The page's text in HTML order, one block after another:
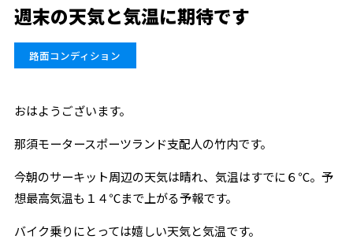
週末の天気と気温に期待です
路面コンディション
おはようございます。
那須モータースポーツランド支配人の竹内です。
今朝のサーキット周辺の天気は晴れ、気温はすでに６℃。予
想最高気温も１４℃まで上がる予報です。
バイク乗りにとっては嬉しい天気と気温です。